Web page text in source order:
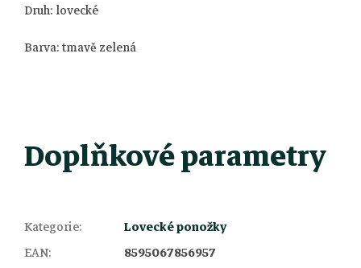
Druh: lovecké
Barva: tmavě zelená
Doplňkové parametry
Kategorie:
Lovecké ponožky
EAN:
8595067856957